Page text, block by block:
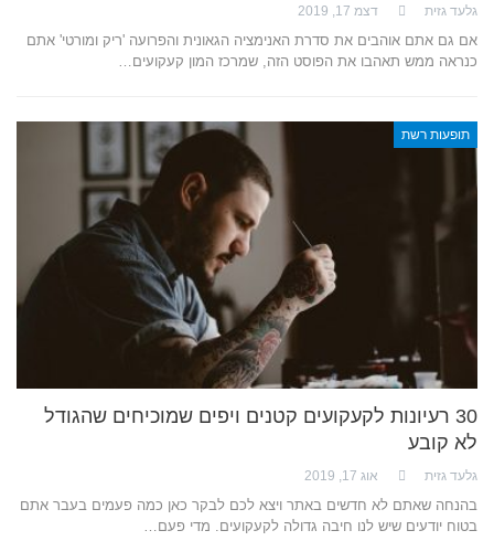
גלעד גזית דצמ 17, 2019
אם גם אתם אוהבים את סדרת האנימציה הגאונית והפרועה 'ריק ומורטי' אתם
כנראה ממש תאהבו את הפוסט הזה, שמרכז המון קעקועים…
תופעות רשת
30 רעיונות לקעקועים קטנים ויפים שמוכיחים שהגודל
לא קובע
גלעד גזית אוג 17, 2019
בהנחה שאתם לא חדשים באתר ויצא לכם לבקר כאן כמה פעמים בעבר אתם
בטוח יודעים שיש לנו חיבה גדולה לקעקועים. מדי פעם…